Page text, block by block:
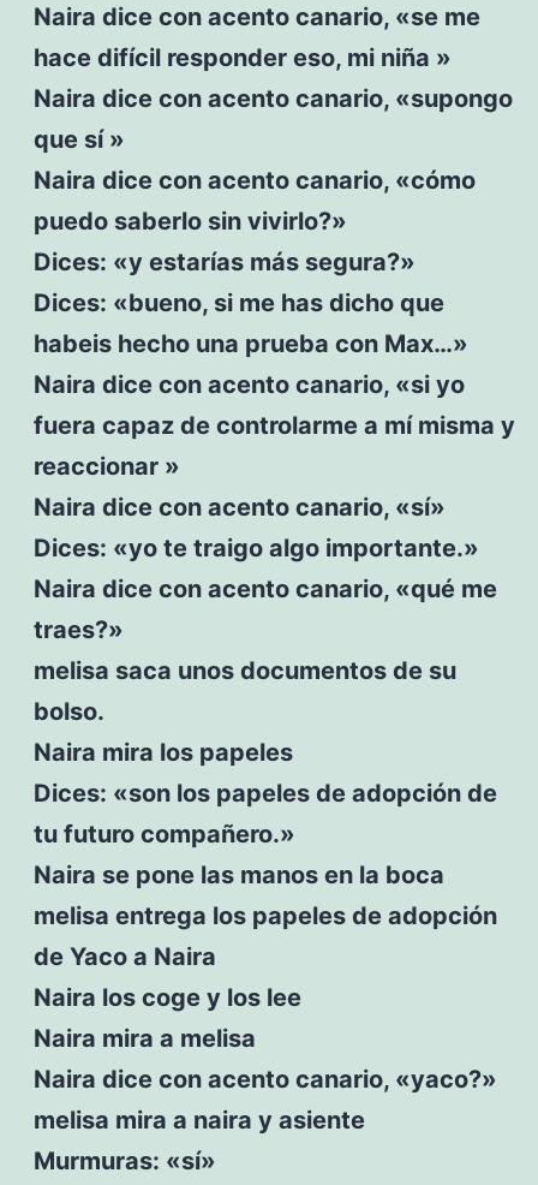
Naira dice con acento canario, «se me
hace difícil responder eso, mi niña »
Naira dice con acento canario, «supongo
que sí »
Naira dice con acento canario, «cómo
puedo saberlo sin vivirlo?»
Dices: «y estarías más segura?»
Dices: «bueno, si me has dicho que
habeis hecho una prueba con Max…»
Naira dice con acento canario, «si yo
fuera capaz de controlarme a mí misma y
reaccionar »
Naira dice con acento canario, «sí»
Dices: «yo te traigo algo importante.»
Naira dice con acento canario, «qué me
traes?»
melisa saca unos documentos de su
bolso.
Naira mira los papeles
Dices: «son los papeles de adopción de
tu futuro compañero.»
Naira se pone las manos en la boca
melisa entrega los papeles de adopción
de Yaco a Naira
Naira los coge y los lee
Naira mira a melisa
Naira dice con acento canario, «yaco?»
melisa mira a naira y asiente
Murmuras: «sí»